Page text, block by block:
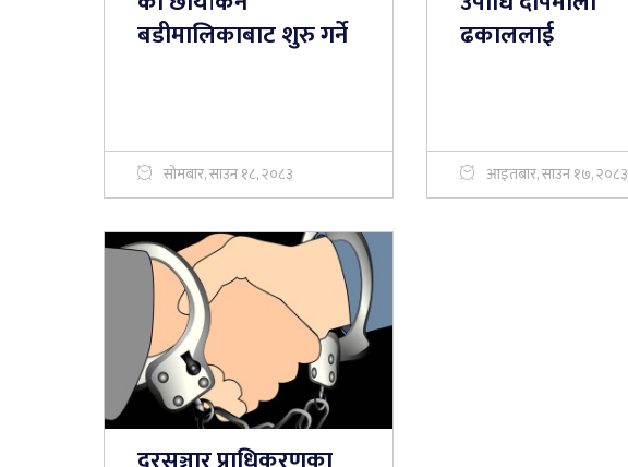
बडीमालिकाबाट शुरु गर्ने
सोमबार, साउन १८, २०८३
ढकाललाई
आइतबार, साउन १७, २०८३